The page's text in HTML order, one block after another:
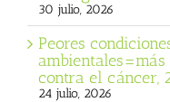
30 julio, 2026
Peores
contra el cáncer,
24 julio, 2026